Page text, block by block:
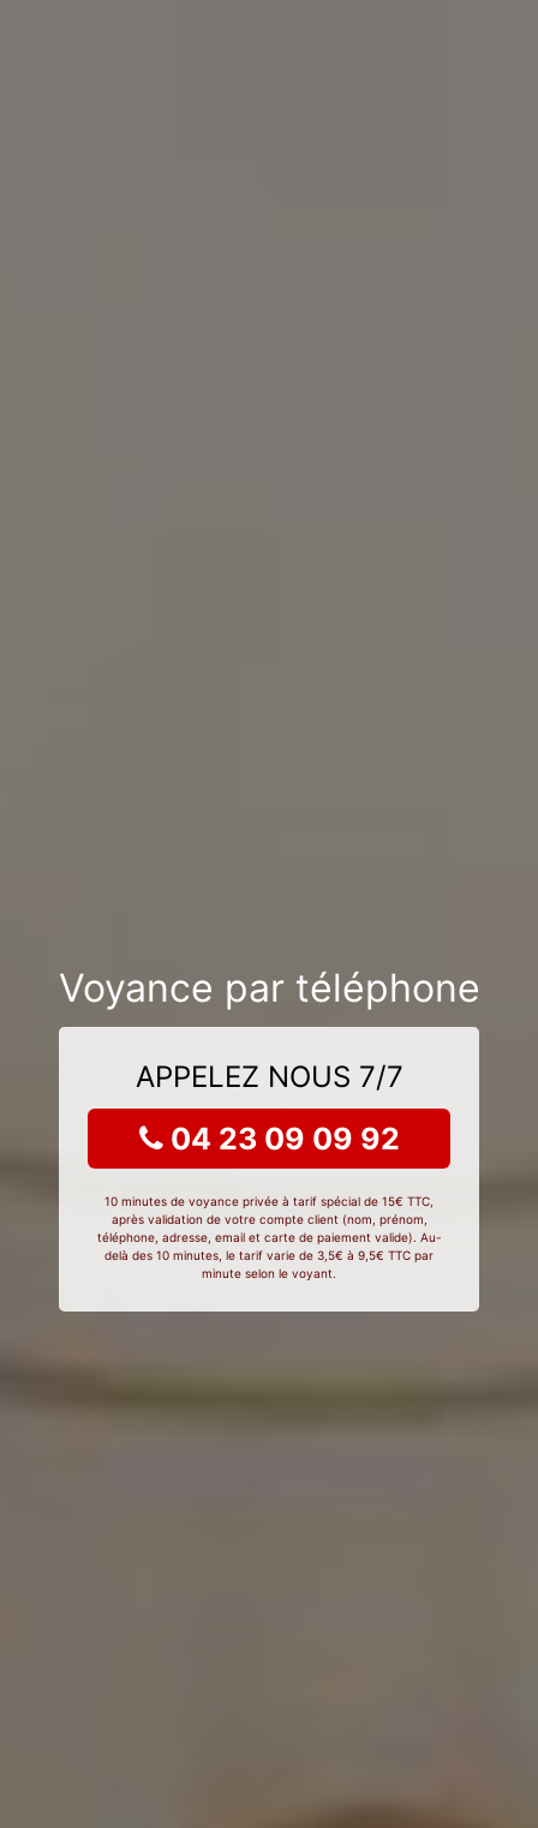
Voyance par téléphone
APPELEZ NOUS 7/7
04 23 09 09 92
10 minutes de voyance privée à tarif spécial de 15€ TTC,
après validation de votre compte client (nom, prénom,
téléphone, adresse, email et carte de paiement valide). Au-
delà des 10 minutes, le tarif varie de 3,5€ à 9,5€ TTC par
minute selon le voyant.